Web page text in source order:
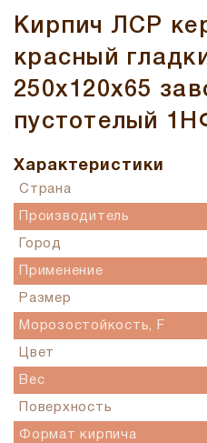
Кирпич ЛСР
красный
250x120x65
пустотелый
Характеристики
Страна
Производитель
Город
Применение
Размер
Морозостойкость, F
Цвет
Вес
Поверхность
Формат кирпича